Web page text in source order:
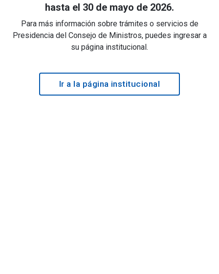
hasta el 30 de mayo de 2026.
Para más información sobre trámites o servicios de
Presidencia del Consejo de Ministros, puedes ingresar a
su página institucional.
Ir a la página institucional